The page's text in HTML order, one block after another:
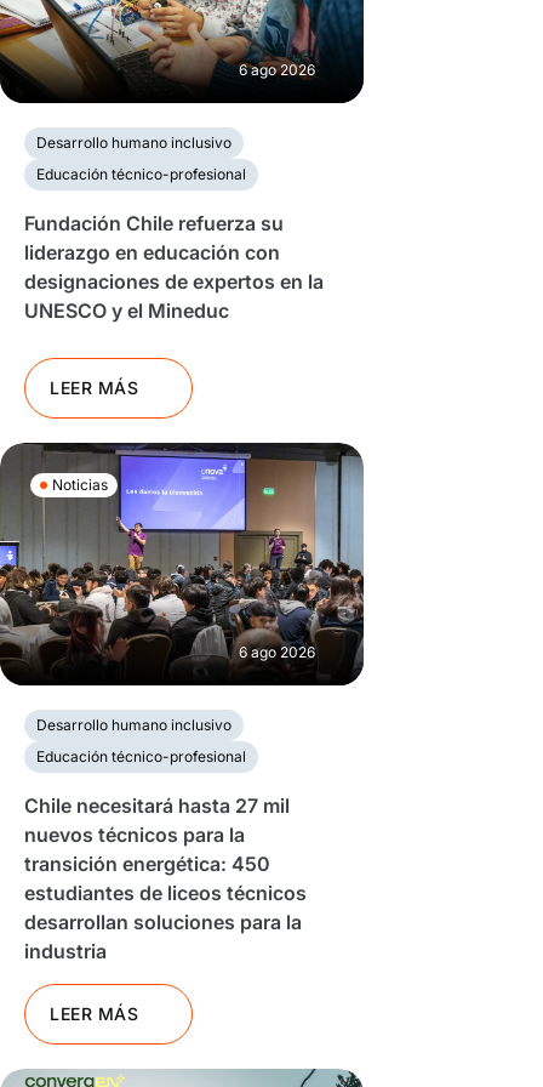
6 ago 2026
Desarrollo humano inclusivo
Educación técnico-profesional
Fundación Chile refuerza su
liderazgo en educación con
designaciones de expertos en la
UNESCO y el Mineduc
LEER MÁS
Noticias
6 ago 2026
Desarrollo humano inclusivo
Educación técnico-profesional
Chile necesitará hasta 27 mil
nuevos técnicos para la
transición energética: 450
estudiantes de liceos técnicos
desarrollan soluciones para la
industria
LEER MÁS